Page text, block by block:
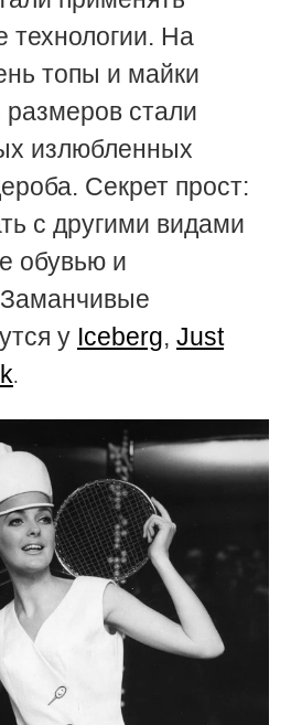
технологии. На
топы и майки
стали
излюбленных
Секрет прост:
с другими видами
обувью и
у Iceberg, Just
.